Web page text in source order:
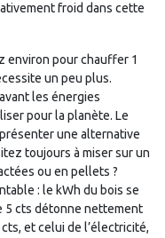
froid dans cette
environ pour chauffer 1
un peu plus.
les énergies
pour la planète. Le
une alternative
toujours à miser sur un
ou en pellets ?
: le kWh du bois se
5 cts détonne nettement
et celui de l’électricité,